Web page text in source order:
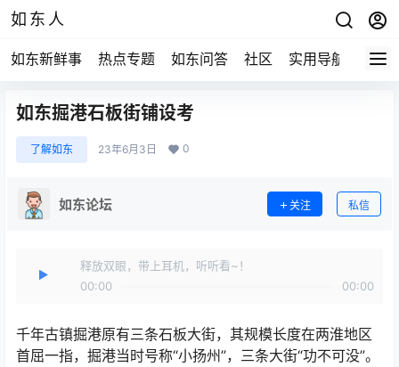
如东人
如东新鲜事 热点专题 如东问答 社区 实用导航 如东
如东掘港石板街铺设考
了解如东 23年6月3日 0
如东论坛 关注 私信
释放双眼，带上耳机，听听看~！
00:00
00:00
千年古镇掘港原有三条石板大街，其规模长度在两淮地区
首屈一指，掘港当时号称“小扬州”，三条大街“功不可没”。